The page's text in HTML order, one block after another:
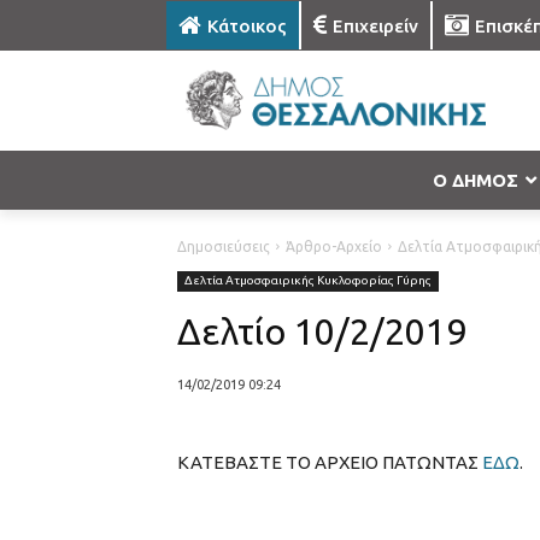
Κάτοικος Επιχειρείν
Ο ΔΗΜΟΣ
Δημοσιεύσεις Άρθρο-Αρχείο Δελτία
Δελτία Ατμοσφαιρικής Κυκλοφορίας Γύρης
Δελτίο 10/2/2019
14/02/2019 09:24
ΚΑΤΕΒΑΣΤΕ ΤΟ ΑΡΧΕΙΟ ΠΑΤΩΝΤΑΣ ΕΔΩ.